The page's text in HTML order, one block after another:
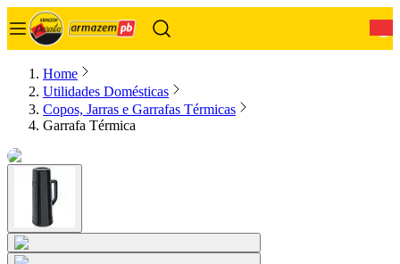
Home
Utilidades Domésticas
Copos, Jarras e Garrafas Térmicas
Garrafa Térmica